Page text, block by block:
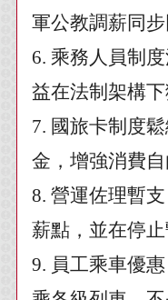
軍公教調薪同步
6. 乘務人員制
益在法制架構下
7. 國旅卡制度
金，增強消費自
8.營運佐理暫
薪點，並在停止
9. 員工乘車優